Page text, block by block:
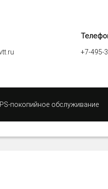
+7-495-
покопийное обслуживание